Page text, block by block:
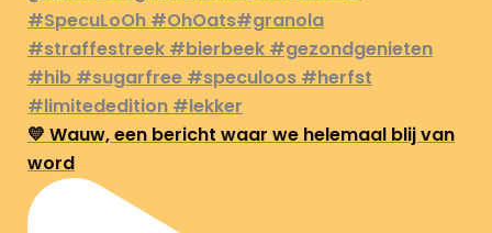
💛 Wauw, een bericht waar we helemaal blij van
word